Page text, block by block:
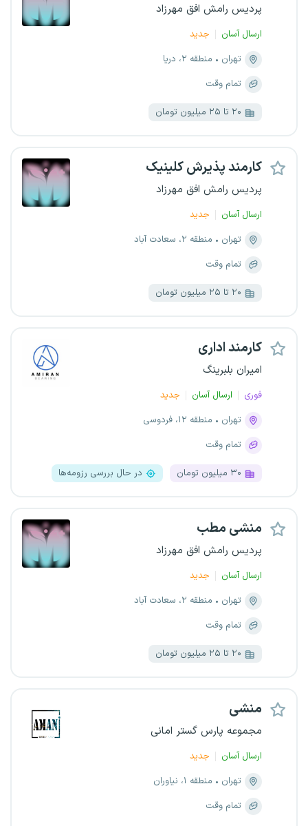
پردیس رامش افق مهرزاد
ارسال آسان
جدید
تهران
منطقه ۲، دریا
تمام وقت
۲۰ تا ۲۵ میلیون تومان
کارمند پذیرش کلینیک
پردیس رامش افق مهرزاد
ارسال آسان
جدید
تهران
منطقه ۲، سعادت آباد
تمام وقت
۲۰ تا ۲۵ میلیون تومان
کارمند اداری
امیران بلبرینگ
فوری ارسال آسان
جدید
تهران
منطقه ۱۲، فردوسی
تمام وقت
۳۰ میلیون تومان در حال بررسی رزومه‌ها
منشی مطب
پردیس رامش افق مهرزاد
ارسال آسان
جدید
تهران
منطقه ۲، سعادت آباد
تمام وقت
۲۰ تا ۲۵ میلیون تومان
منشی
مجموعه پارس گستر امانی
ارسال آسان
جدید
تهران
منطقه ۱، نیاوران
تمام وقت